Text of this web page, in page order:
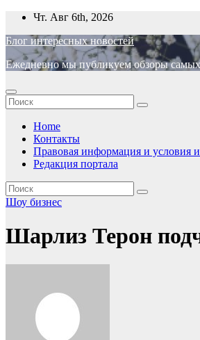
Перейти
содержимому
Чт. Авг 6th, 2026
Блог интересных новостей
Ежедневно мы публикуем обзоры
Home
Контакты
Правовая информация и условия
Редакция портала
Шоу бизнес
Шарлиз Терон